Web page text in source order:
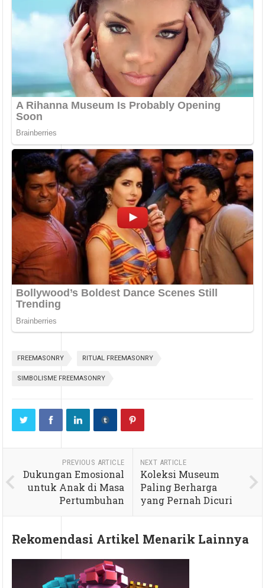
FREEMASONRY RITUAL FREEMASONRY
SIMBOLISME FREEMASONRY
PREVIOUS ARTICLE
Dukungan Emosional
untuk Anak di Masa
Pertumbuhan
NEXT ARTICLE
Koleksi Museum
Paling Berharga
yang Pernah Dicuri
Rekomendasi Artikel Menarik Lainnya